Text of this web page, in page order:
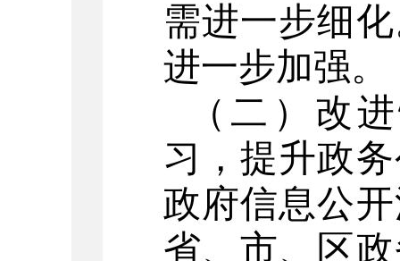
需进一步细
进一步加强。
（二）改
习，提升政
政府信息公
省、市、区